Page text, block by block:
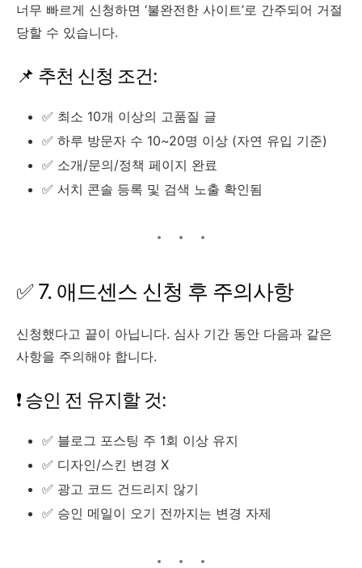
너무 빠르게 신청하면 ‘불완전한 사이트’로 간주되어 거절
당할 수 있습니다.
📌 추천 신청 조건:
✅ 최소 10개 이상의 고품질 글
✅ 하루 방문자 수 10~20명 이상 (자연 유입 기준)
✅ 소개/문의/정책 페이지 완료
✅ 서치 콘솔 등록 및 검색 노출 확인됨
✅ 7. 애드센스 신청 후 주의사항
신청했다고 끝이 아닙니다. 심사 기간 동안 다음과 같은
사항을 주의해야 합니다.
❗ 승인 전 유지할 것:
✅ 블로그 포스팅 주 1회 이상 유지
✅ 디자인/스킨 변경 X
✅ 광고 코드 건드리지 않기
✅ 승인 메일이 오기 전까지는 변경 자제